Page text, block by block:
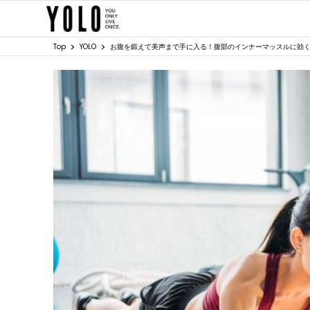
Top YOLO お腹を鍛えて美声まで手に入る！腹部のインナーマッスルに効